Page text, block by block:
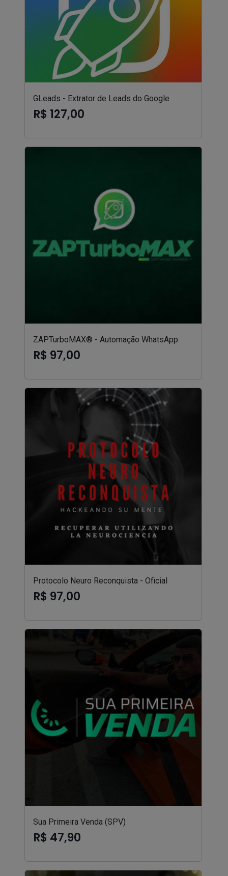
GLeads - Extrator de Leads do Google
R$ 127,00
ZAPTurboMAX® - Automação WhatsApp
R$ 97,00
Protocolo Neuro Reconquista - Oficial
R$ 97,00
Sua Primeira Venda (SPV)
R$ 47,90